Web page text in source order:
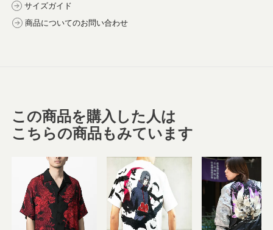
サイズガイド
商品についてのお問い合わせ
この商品を購入した人は
こちらの商品もみています